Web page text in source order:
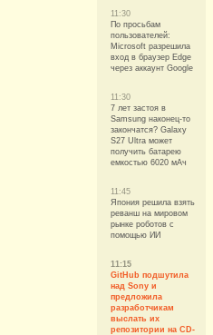
11:30
По просьбам
пользователей:
Microsoft разрешила
вход в браузер Edge
через аккаунт Google
11:30
7 лет застоя в
Samsung наконец-то
закончатся? Galaxy
S27 Ultra может
получить батарею
емкостью 6020 мАч
11:45
Япония решила взять
реванш на мировом
рынке роботов с
помощью ИИ
11:15
GitHub подшутила
над Sony и
предложила
разработчикам
выслать их
репозитории на CD-